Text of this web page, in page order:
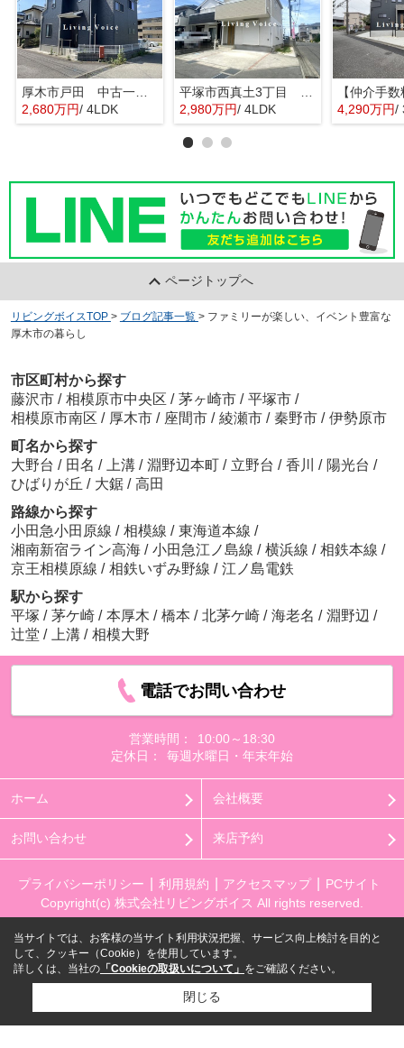
厚木市戸田 中古一戸建て
2,680万円/ 4LDK
2,980万円/ 4LDK 4,290万円/
ページトップへ
リビングボイスTOP > ブログ記事一覧 > ファミリーが楽しい、イベント豊富な
厚木市の暮らし
市区町村から探す
藤沢市 / 相模原市中央区 / 茅ヶ崎市 / 平塚市 /
相模原市南区 / 厚木市 / 座間市 / 綾瀬市 / 秦野市 / 伊勢原市
町名から探す
大野台 / 田名 / 上溝 / 淵野辺本町 / 立野台 / 香川 / 陽光台 /
ひばりが丘 / 大鋸 / 高田
路線から探す
小田急小田原線 / 相模線 / 東海道本線 /
湘南新宿ライン高海 / 小田急江ノ島線 / 横浜線 / 相鉄本線 /
京王相模原線 / 相鉄いずみ野線 / 江ノ島電鉄
駅から探す
平塚 / 茅ケ崎 / 本厚木 / 橋本 / 北茅ケ崎 / 海老名 / 淵野辺 /
辻堂 / 上溝 / 相模大野
電話でお問い合わせ
営業時間：
10:00～18:30
定休日：
毎週水曜日・年末年始
ホーム 会社概要
お問い合わせ 来店予約
プライバシーポリシー 利用規約 アクセスマップ
PCサイト
Copyright(c) 株式会社リビングボイス All rights reserved.
当サイトでは、お客様の当サイト利用状況把握、サービス向上検討を目的と
して、クッキー（Cookie）を使用しています。
詳しくは、当社の 「Cookieの取扱いについて」 をご確認ください。
閉じる